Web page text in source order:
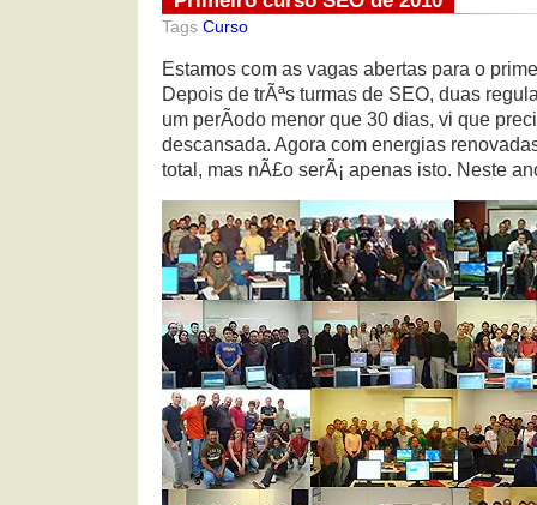
Tags Curso
Estamos com as vagas abertas para o
Depois de trÃªs turmas de SEO, duas
um perÃ­odo menor que 30 dias, vi que
descansada. Agora com energias
total, mas nÃ£o serÃ¡ apenas isto. Neste